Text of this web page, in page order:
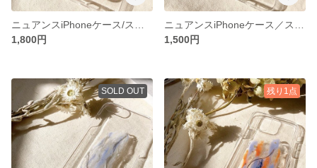
1,800円
1,500円
SOLD OUT 残り1点